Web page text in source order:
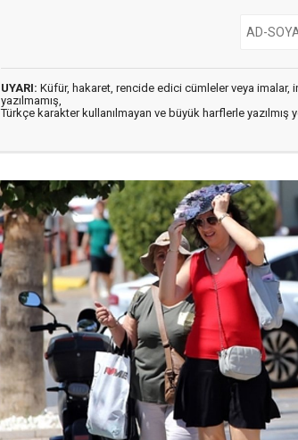
UYARI: Küfür, hakaret, rencide edici cümleler veya imalar,
yazılmamış,
Türkçe karakter kullanılmayan ve büyük harflerle yazılmış